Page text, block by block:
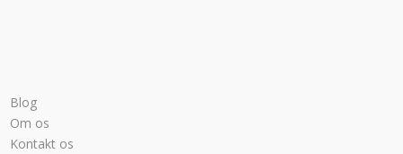
Blog
Om os
Kontakt os